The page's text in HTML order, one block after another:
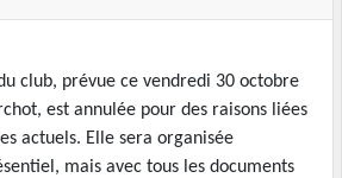
club, prévue ce vendredi 30 octobre
est annulée pour des raisons liées
actuels. Elle sera organisée
mais avec tous les documents